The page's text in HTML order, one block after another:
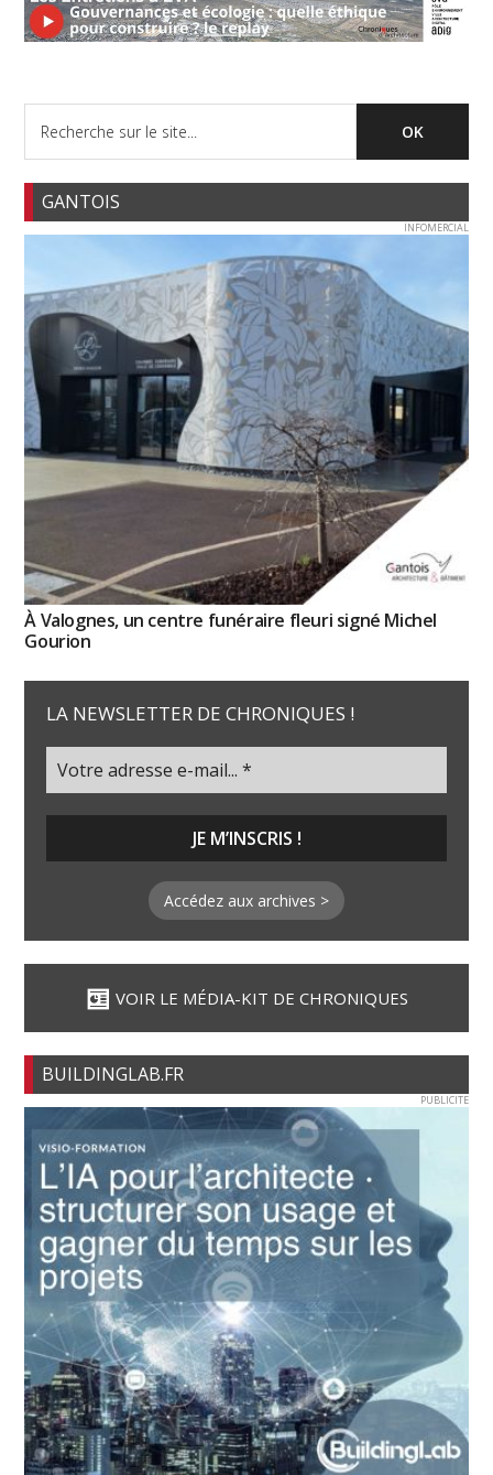
GANTOIS
INFOMERCIAL
À Valognes, un centre funéraire fleuri signé Michel
Gourion
LA NEWSLETTER DE CHRONIQUES !
Accédez aux archives >
VOIR LE MÉDIA-KIT DE CHRONIQUES
BUILDINGLAB.FR
PUBLICITE